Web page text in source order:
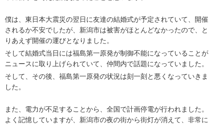
僕は、東日本大震災の翌日に友達の結婚式が予定されていて、開催
されるか不安でしたが、新潟市は被害がほとんどなかったので、と
りあえず開催の運びとなりました。
そして結婚式当日には福島第一原発が制御不能になっていることが
ニュースに取り上げられていて、仲間内で話題になっていました。
そして、その後、福島第一原発の状況は刻一刻と悪くなっていきま
した。
また、電力が不足することから、全国で計画停電が行われました。
よく記憶していますが、新潟市の夜の街から街灯が消えて、非常に